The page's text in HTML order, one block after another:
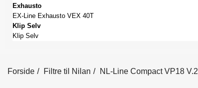
Exhausto
EX-Line Exhausto VEX 40T
Klip Selv
Klip Selv
Forside Filtre til Nilan NL-Line Compact VP18 V.2